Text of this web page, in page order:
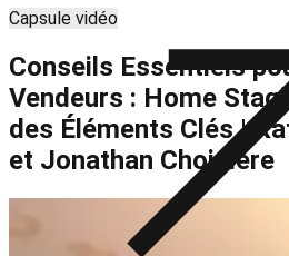
Capsule vidéo
Conseils Essentiels
Vendeurs : Home
des Éléments Clés |
et Jonathan Choinière